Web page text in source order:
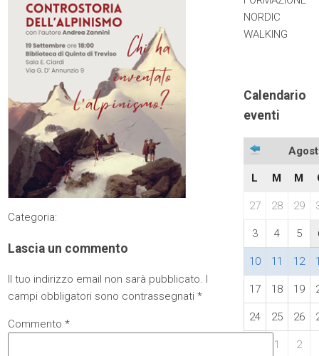
Categoria:
Lascia un commento
Il tuo indirizzo email non sarà pubblicato. I
campi obbligatori sono contrassegnati*
Commento*
NORDIC
WALKING
Calendario
eventi
L M M
27 28 29
3 4 5
10 11 12
17 18 19
24 25 26
1 2